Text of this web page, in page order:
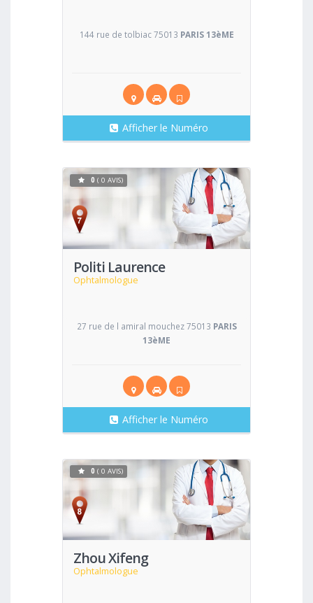
144 rue de tolbiac 75013 PARIS 13èME
Afficher le Numéro
Politi Laurence
Ophtalmologue
Voir
0 ( 0 AVIS)
27 rue de l amiral mouchez 75013 PARIS
13èME
Afficher le Numéro
Zhou Xifeng
Ophtalmologue
Voir
0 ( 0 AVIS)